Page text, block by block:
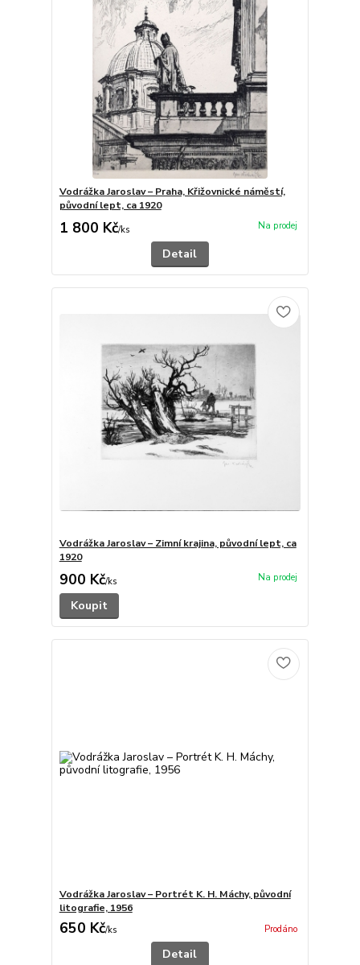
Vodrážka Jaroslav – Praha, Křižovnické náměstí,
původní lept, ca 1920
1 800 Kč/ks
Detail
Vodrážka Jaroslav – Zimní krajina, původní lept, ca
1920
900 Kč/ks
Koupit
Vodrážka Jaroslav – Portrét K. H. Máchy, původní
litografie, 1956
650 Kč/ks Prodáno
Detail